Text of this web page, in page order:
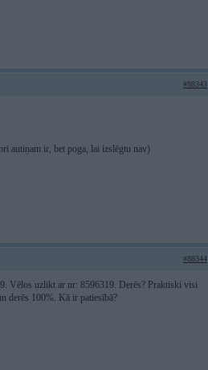
#88343
autiņam ir, bet poga, lai izslēgtu nav)
#88344
Vēlos uzlikt ar nr: 8596319. Derēs? Praktiski visi
derēs 100%. Kā ir patiesībā?